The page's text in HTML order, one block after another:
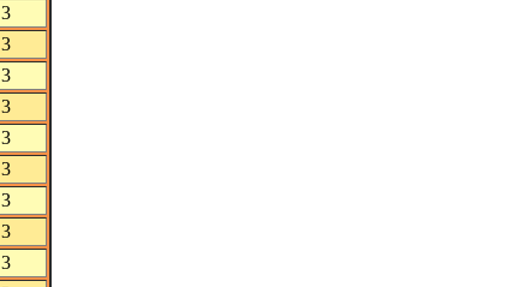
3
3
3
3
3
3
3
3
3